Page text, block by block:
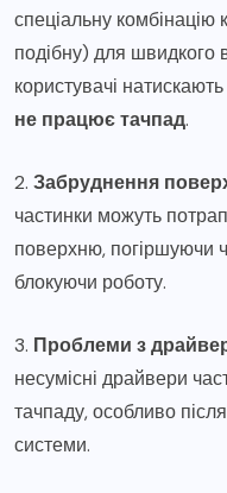
спеціальну
подібну) для швидкого
користувачі
не працює тачпад.
2. Забруднення
частинки можуть
поверхню, погіршуючи
блокуючи роботу.
3. Проблеми з
несумісні драйвери
тачпаду, особливо
системи.